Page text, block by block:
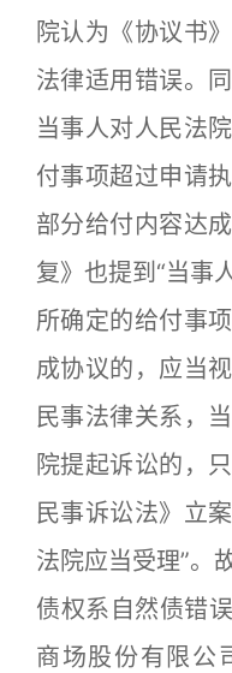
院认为《协议书
法律适用错误。
当事人对人民法
付事项超过申请
部分给付内容达
复》也提到“当事
所确定的给付事
成协议的，应当
民事法律关系，
院提起诉讼的，
民事诉讼法》立
法院应当受理”。
债权系自然债错
商场股份有限公